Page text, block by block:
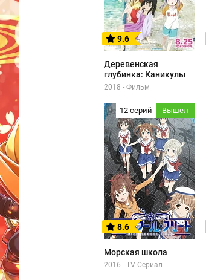
9.6
Деревенская
глубинка: Каникулы
2018 - Фильм
12 серий Вышел
8.6
Морская школа
2016 - TV Сериал